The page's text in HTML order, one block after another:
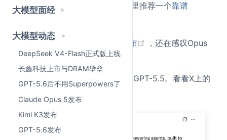
大模型面经
大模型动态
DeepSeek V4-Flash正式版上线
长鑫科技上市与DRAM壁垒
GPT-5.6后不用Superpowers了
Claude Opus 5发布
Kimi K3发布
GPT-5.6发布
如果大家想充值GPT会员，这里推荐一个靠谱
上周刚写完 Claude Opus 4.7发布 (opens new window)
，还在感叹Opus
编码能力遥遥领先。
结果今天凌晨，OpenAI直接甩出GPT-5.5。看看X上的